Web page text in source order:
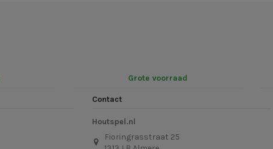
Grote voorraad
Contact
Houtspel.nl
Fioringrasstraat 25